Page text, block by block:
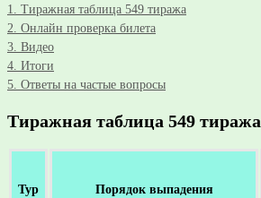
1. Тиражная таблица 549 тиража
2. Онлайн проверка билета
3. Видео
4. Итоги
5. Ответы на частые вопросы
Тиражная таблица 549 тиража
Тур Порядок выпадения